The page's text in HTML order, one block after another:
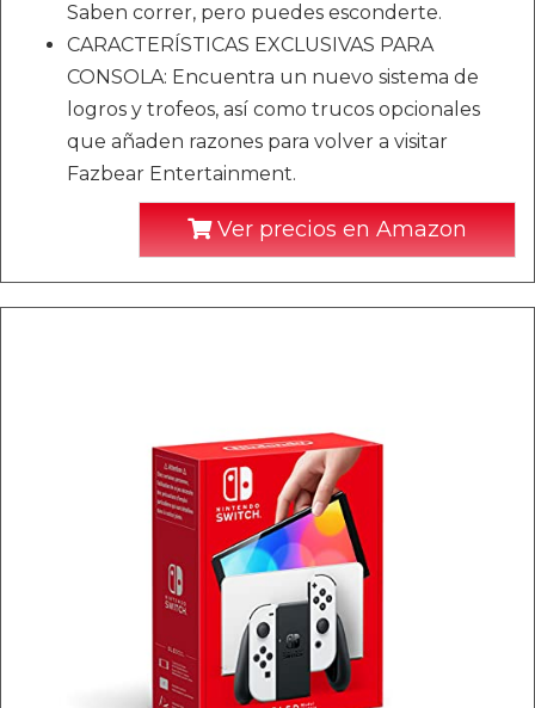
Saben correr, pero puedes esconderte.
CARACTERÍSTICAS EXCLUSIVAS PARA
CONSOLA: Encuentra un nuevo sistema de
logros y trofeos, así como trucos opcionales
que añaden razones para volver a visitar
Fazbear Entertainment.
Ver precios en Amazon